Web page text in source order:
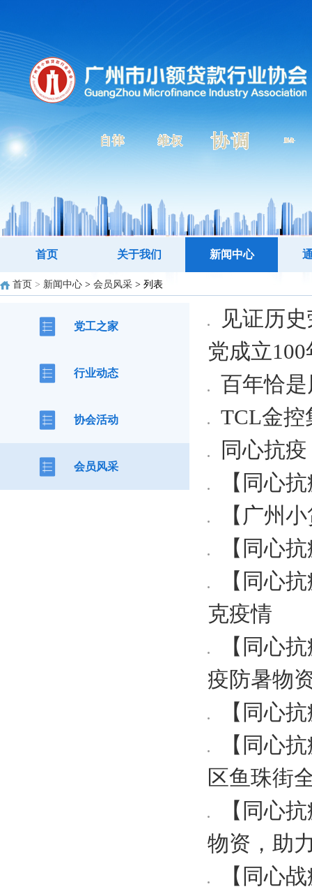
首页 关于我们 新闻中心
首页 > 新闻中心 > 会员风采 > 列表
党工之家
行业动态
协会活动
会员风采
见证历
党成立
百年恰
TCL金控
同心抗
【同心
【广州
【同心
【同心
克疫情
【同心
疫防暑物
【同心
【同心
区鱼珠街
【同心
物资，助
【同心